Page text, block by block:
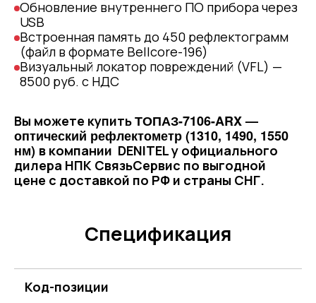
Обновление внутреннего ПО прибора через
USB
Встроенная память до 450 рефлектограмм
(файл в формате Bellcore-196)
Визуальный локатор повреждений (VFL) —
8500 руб. с НДС
Вы можете купитьТОПАЗ-7106-ARX —
оптический рефлектометр (1310, 1490, 1550
нм) в компании DENITEL у официального
дилера НПК СвязьСервис по выгодной
цене с доставкой по РФ и страны СНГ.
Спецификация
Код-позиции